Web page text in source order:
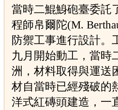
當時二鯤鯓砲臺委託
程師帛爾陀(M.
防禦工事進行設計。
九月開始動工，當時
洲，材料取得與運送
材自當時已經殘破的
洋式紅磚頭建造，一